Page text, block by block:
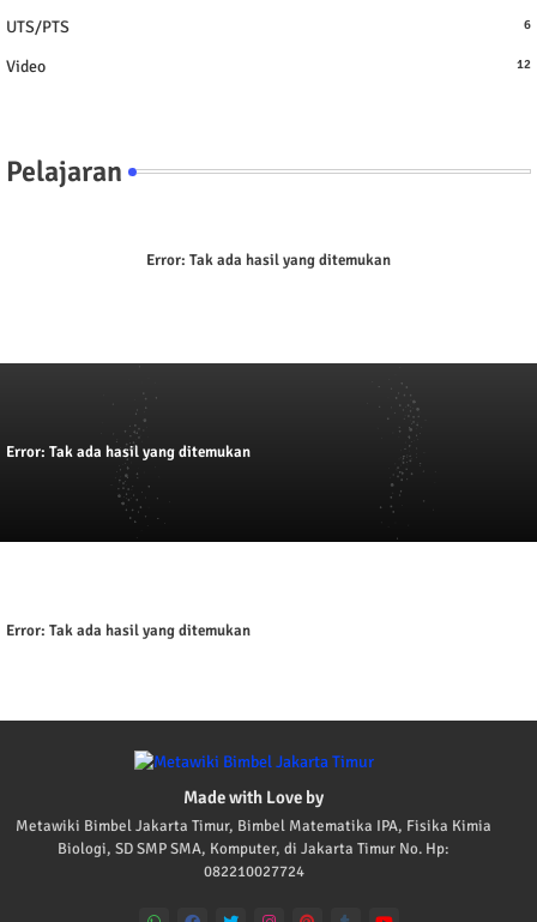
UTS/PTS 6
Video 12
Pelajaran
Error: Tak ada hasil yang ditemukan
Error: Tak ada hasil yang ditemukan
Error: Tak ada hasil yang ditemukan
Made with Love by
Metawiki Bimbel Jakarta Timur, Bimbel Matematika IPA, Fisika Kimia
Biologi, SD SMP SMA, Komputer, di Jakarta Timur No. Hp:
082210027724